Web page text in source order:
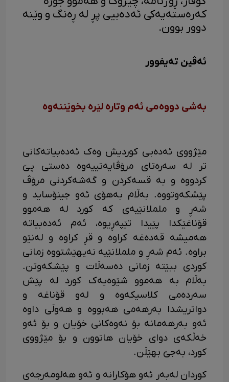
کەرەستەیەکی ئەدەبیی پڕ لە ڕەنگ و وێنە
دوور بوون.
ئەڤین تەیفوور
بەشی دووەمی ئەم وتارە لێرە بخوێننەوە
مێژووی ئەدەبی کوردیش وەک ئەدەبیاتەکانی
تر لە سەرەتای مرۆڤایەتییەوە دەستی پێ
کردووە و بە قسەکردن و گەشەکردنی مرۆڤ
پێشکەوتووە. بەڵام بەهۆی ئەو جینۆساید و
شەڕ و ململانێیەی کە کورد لە هەموو
قۆناغێکدا پێیدا تێپەڕیوە، ئەم ئەدەبیاتە
هەمیشە قەدەغە کراوە و قڕ کراوە و لەنێو
براوە. ئەم شەڕ و ململانێیە نەیهێشتووە زمانی
کوردی ببێتە زمانی دەسەڵات و پێشکەوتن.
به‌ڵام به هه‌موو شێوه‌یه‌ک کورد له پێش
سەردەمی کلاسیکه‌وه و له‌و قۆناغه و
دواتریشدا بەرهه‌می هەبووە و هه‌وڵی داوه
ئه‌و بەرهه‌مانه بۆ نه‌وه‌کانی خۆیان و بۆ ئه‌و
خه‌ڵکه‌ی دوای خۆیان هاتوون و بۆ مێژووی
کورد، به‌جێ بهێڵن.
کوردان لەبەر ئەو هۆکارانە و ئەو هەلومەرجەی